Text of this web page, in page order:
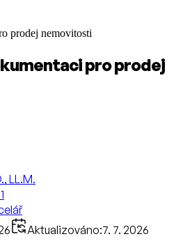
prodej nemovitosti
pro prodej
LL.M.
Aktualizováno:7. 7. 2026